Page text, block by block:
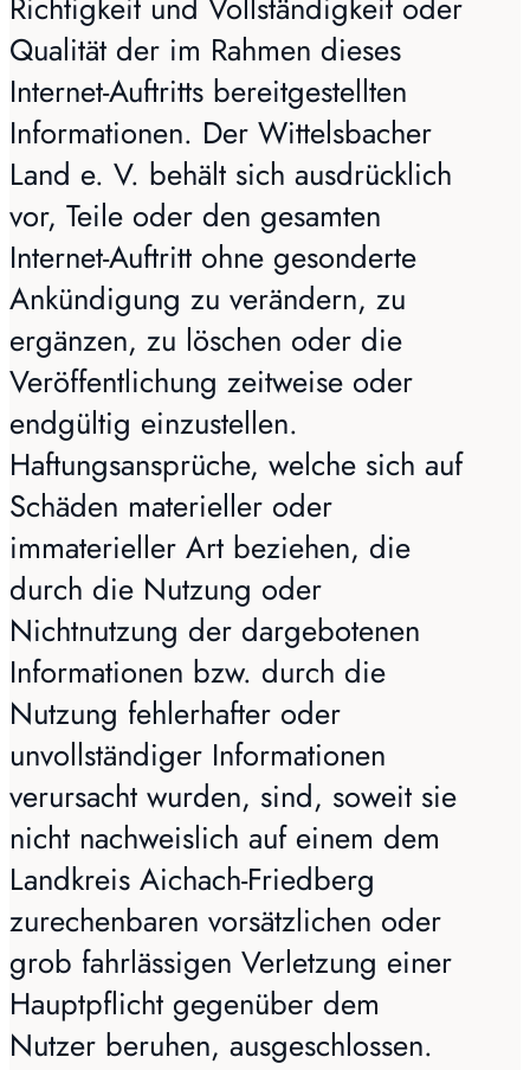
Richtigkeit und Vollständigkeit oder
Qualität der im Rahmen dieses
Internet-Auftritts bereitgestellten
Informationen. Der Wittelsbacher
Land e. V. behält sich ausdrücklich
vor, Teile oder den gesamten
Internet-Auftritt ohne gesonderte
Ankündigung zu verändern, zu
ergänzen, zu löschen oder die
Veröffentlichung zeitweise oder
endgültig einzustellen.
Haftungsansprüche, welche sich auf
Schäden materieller oder
immaterieller Art beziehen, die
durch die Nutzung oder
Nichtnutzung der dargebotenen
Informationen bzw. durch die
Nutzung fehlerhafter oder
unvollständiger Informationen
verursacht wurden, sind, soweit sie
nicht nachweislich auf einem dem
Landkreis Aichach-Friedberg
zurechenbaren vorsätzlichen oder
grob fahrlässigen Verletzung einer
Hauptpflicht gegenüber dem
Nutzer beruhen, ausgeschlossen.